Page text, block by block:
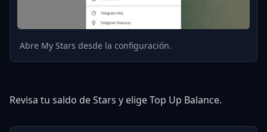
Abre My Stars desde la configuración.
Revisa tu saldo de Stars y elige Top Up Balance.